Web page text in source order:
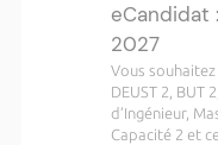
eCandidat
2027
Vous
DEUST 2, BUT
d’Ingénieur,
Capacité 2 et